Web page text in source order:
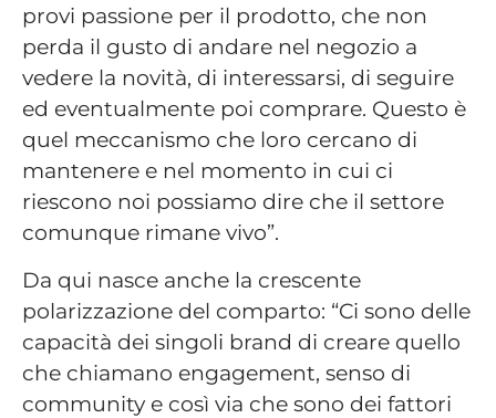
provi passione per il prodotto, che non
perda il gusto di andare nel negozio a
vedere la novità, di interessarsi, di seguire
ed eventualmente poi comprare. Questo è
quel meccanismo che loro cercano di
mantenere e nel momento in cui ci
riescono noi possiamo dire che il settore
comunque rimane vivo”.
Da qui nasce anche la crescente
polarizzazione del comparto: “Ci sono delle
capacità dei singoli brand di creare quello
che chiamano engagement, senso di
community e così via che sono dei fattori